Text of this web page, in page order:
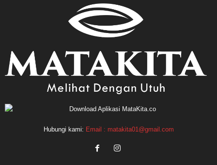
Hubungi kami: Email : matakita01@gmail.com